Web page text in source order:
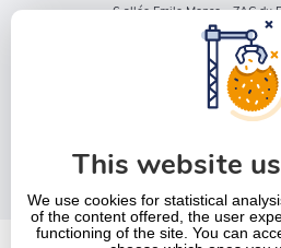
6 allée Emile Monso - ZAC du
31077 Toulouse
Nous contacter
+33 5 32 09 37 70
This website
We use cookies for statistical
of the content offered, the user
functioning of the site. You can